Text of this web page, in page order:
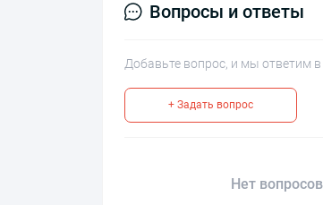
Вопросы и ответы
Добавьте вопрос, и мы ответим
+ Задать вопрос
Нет